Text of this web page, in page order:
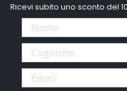
Ricevi subito uno sconto del